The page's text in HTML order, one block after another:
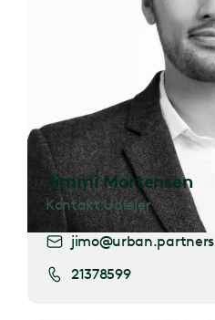
Jimmi Mortensen
Kontakt Udlejer
jimo@urban.partners
21378599